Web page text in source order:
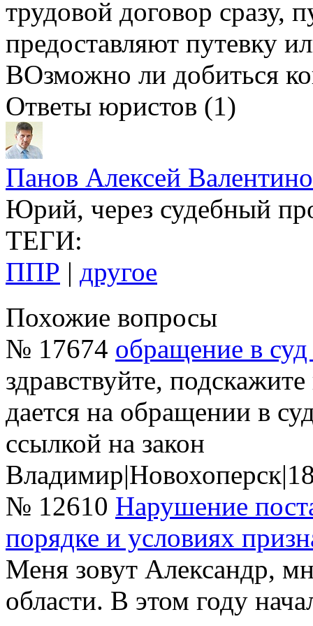
трудовой договор сразу,
предоставляют путевку
ВОзможно ли добиться
Ответы юристов (1)
Панов Алексей
Юрий, через судебный
ТЕГИ:
ППР | другое
Похожие вопросы
№ 17674 обращение в
здравствуйте,
дается на обращении в
ссылкой на закон
Владимир|Новохоперск|
№ 12610 Нарушение
порядке и условиях
Меня зовут Александр,
области. В этом году